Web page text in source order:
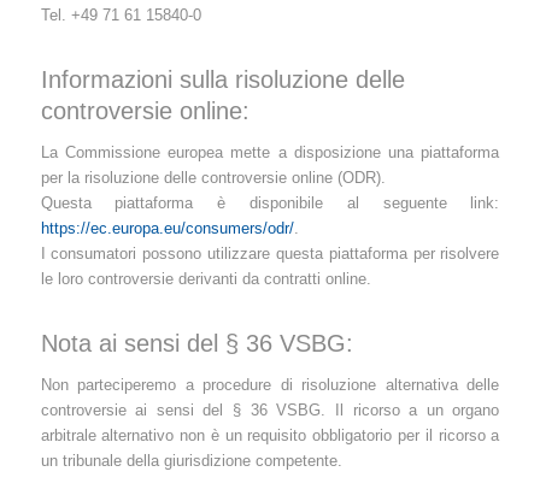
Tel. +49 71 61 15840-0
Informazioni sulla risoluzione delle
controversie online:
La Commissione europea mette a disposizione una piattaforma
per la risoluzione delle controversie online (ODR).
Questa piattaforma è disponibile al seguente link:
https://ec.europa.eu/consumers/odr/.
I consumatori possono utilizzare questa piattaforma per risolvere
le loro controversie derivanti da contratti online.
Nota ai sensi del § 36 VSBG:
Non parteciperemo a procedure di risoluzione alternativa delle
controversie ai sensi del § 36 VSBG. Il ricorso a un organo
arbitrale alternativo non è un requisito obbligatorio per il ricorso a
un tribunale della giurisdizione competente.